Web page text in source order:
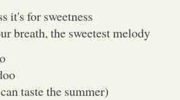
it's for sweetness
breath, the sweetest melody
taste the summer)